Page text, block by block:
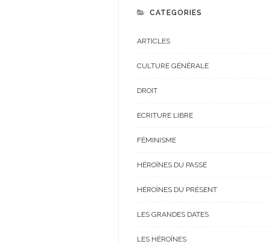
CATEGORIES
ARTICLES
CULTURE GÉNÉRALE
DROIT
ECRITURE LIBRE
FÉMINISME
HÉROÏNES DU PASSÉ
HÉROÏNES DU PRÉSENT
LES GRANDES DATES
LES HÉROÏNES